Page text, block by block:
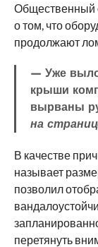
Общественный
о том, что
продолжают
— Уже
крыши
вырваны
на
В качестве
называет
позволил
перетянуть